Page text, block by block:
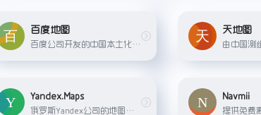
百度地图
百度公司开发的中国本土化在线地图平台，提供驾车、公交、步行等出行方案，以及实时路况、周边搜索等服务。
天地图
Yandex.Maps
俄罗斯Yandex公司的地图服务，提供详细的地理信息、交通状况、卫星图像以及三维城市模型查看。
Navmii